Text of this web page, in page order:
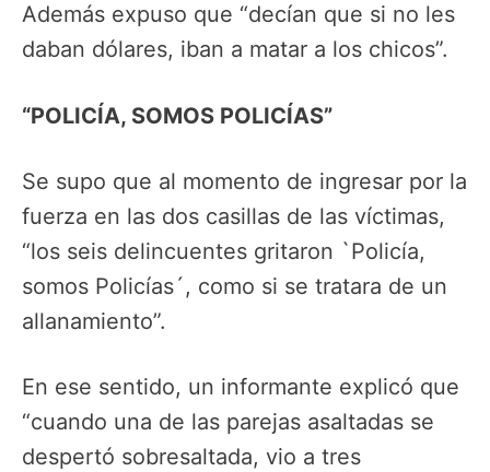
Además expuso que “decían que si no les
daban dólares, iban a matar a los chicos”.
“POLICÍA, SOMOS POLICÍAS”
Se supo que al momento de ingresar por la
fuerza en las dos casillas de las víctimas,
“los seis delincuentes gritaron `Policía,
somos Policías´, como si se tratara de un
allanamiento”.
En ese sentido, un informante explicó que
“cuando una de las parejas asaltadas se
despertó sobresaltada, vio a tres